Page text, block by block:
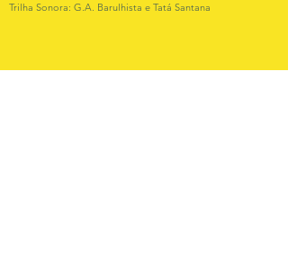
Trilha Sonora: G.A. Barulhista e Tatá Santana